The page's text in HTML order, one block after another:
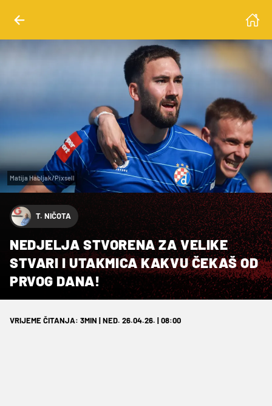
Matija Habljak/Pixsell
T. NIČOTA
NEDJELJA STVORENA ZA VELIKE
STVARI I UTAKMICA KAKVU ČEKAŠ OD
PRVOG DANA!
VRIJEME ČITANJA: 3MIN | NED. 26.04.26. | 08:00